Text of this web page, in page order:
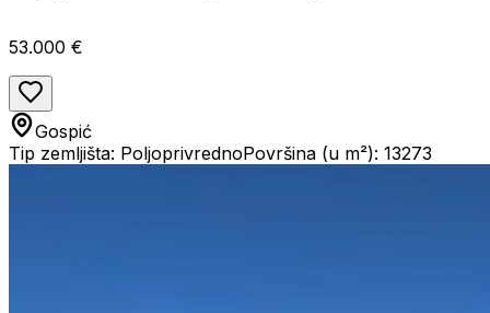
53.000 €
Gospić
Tip zemljišta: PoljoprivrednoPovršina (u m²): 13273